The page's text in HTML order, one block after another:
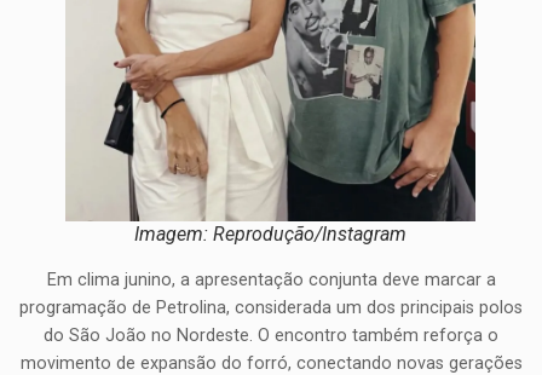
Imagem: Reprodução/Instagram
Em clima junino, a apresentação conjunta deve marcar a
programação de Petrolina, considerada um dos principais polos
do São João no Nordeste. O encontro também reforça o
movimento de expansão do forró, conectando novas gerações